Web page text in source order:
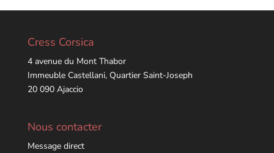
Cress Corsica
4 avenue du Mont Thabor
Immeuble Castellani, Quartier Saint-Joseph
20 090 Ajaccio
Nous contacter
Message direct